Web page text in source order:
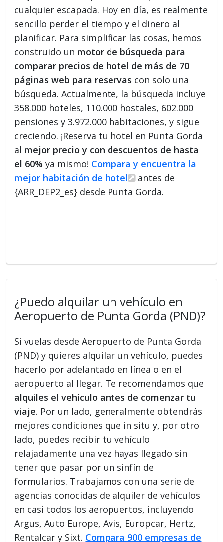
cualquier escapada. Hoy en día, es realmente
sencillo perder el tiempo y el dinero al
planificar. Para simplificar las cosas, hemos
construido un motor de búsqueda para
comparar precios de hotel de más de 70
páginas web para reservas con solo una
búsqueda. Actualmente, la búsqueda incluye
358.000 hoteles, 110.000 hostales, 602.000
pensiones y 3.972.000 habitaciones, y sigue
creciendo. ¡Reserva tu hotel en Punta Gorda
al mejor precio y con descuentos de hasta
el 60% ya mismo! Compara y encuentra la
mejor habitación de hotel
antes de
{ARR_DEP2_es} desde Punta Gorda.
¿Puedo alquilar un vehículo en
Aeropuerto de Punta Gorda (PND)?
Si vuelas desde Aeropuerto de Punta Gorda
(PND) y quieres alquilar un vehículo, puedes
hacerlo por adelantado en línea o en el
aeropuerto al llegar. Te recomendamos que
alquiles el vehículo antes de comenzar tu
viaje. Por un lado, generalmente obtendrás
mejores condiciones que in situ y, por otro
lado, puedes recibir tu vehículo
relajadamente una vez hayas llegado sin
tener que pasar por un sinfín de
formularios. Trabajamos con una serie de
agencias conocidas de alquiler de vehículos
en casi todos los aeropuertos, incluyendo
Argus, Auto Europe, Avis, Europcar, Hertz,
Rentalcar y Sixt. Compara 900 empresas de